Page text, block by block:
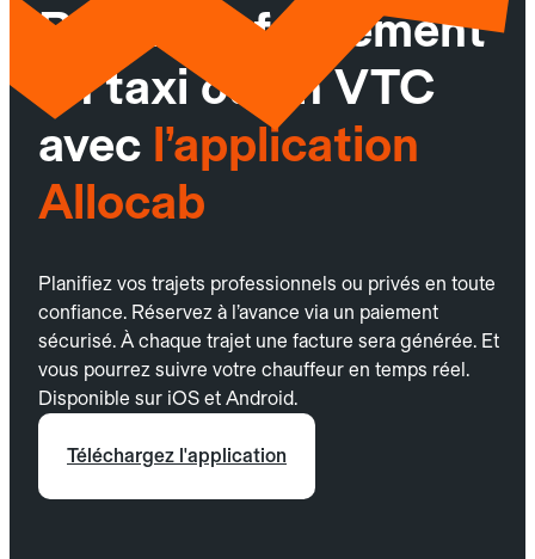
Réservez facilement
un taxi ou un VTC
avec l’application
Allocab
Planifiez vos trajets professionnels ou privés en toute
confiance. Réservez à l’avance via un paiement
sécurisé. À chaque trajet une facture sera générée. Et
vous pourrez suivre votre chauffeur en temps réel.
Disponible sur iOS et Android.
Téléchargez l'application